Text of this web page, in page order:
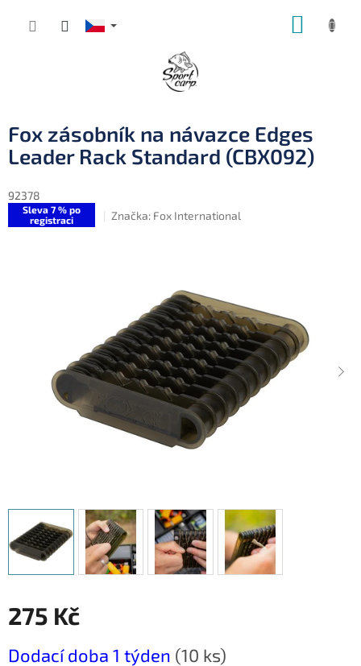
Fox zásobník na návazce Edges
Leader Rack Standard (CBX092)
92378
Sleva 7 % po
registraci
Značka: Fox International
275 Kč
cena:
Dodací doba 1 týden (10 ks)